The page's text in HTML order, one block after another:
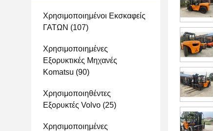
Χρησιμοποιημένοι Εκσκαφείς
ΓΑΤΩΝ (107)
Χρησιμοποιημένες
Εξορυκτικές Μηχανές
Komatsu (90)
Χρησιμοποιηθέντες
Εξορυκτές Volvo (25)
Χρησιμοποιημένες